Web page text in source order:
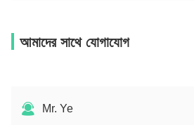
আমাদের সাথে যোগাযোগ
Mr. Ye